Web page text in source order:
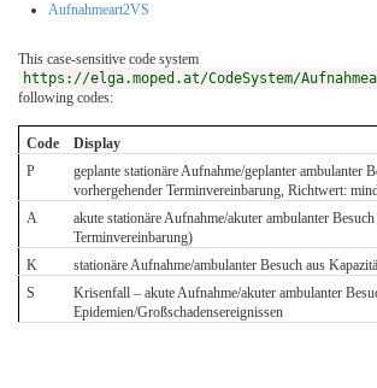
Aufnahmeart2VS
This case-sensitive code system
https://elga.moped.at/CodeSystem/
following codes:
Code
Display
P
geplante stationäre Aufnahme/geplanter ambulanter
vorhergehender Terminvereinbarung, Richtwert:
A
akute stationäre Aufnahme/akuter ambulanter
Terminvereinbarung)
K
stationäre Aufnahme/ambulanter Besuch aus
S
Krisenfall – akute Aufnahme/akuter ambulanter
Epidemien/Großschadensereignissen